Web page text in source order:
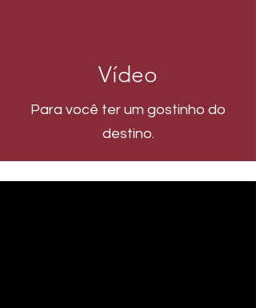
Vídeo
Para você ter um gostinho do
destino.